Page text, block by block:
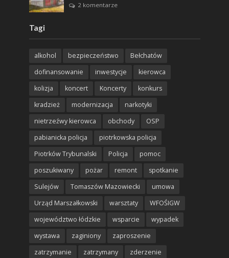
2 komentarze
Tagi
alkohol bezpieczeństwo
Bełchatów
dofinansowanie
inwestycje
kierowca
kolizja
koncert Koncerty
konkurs
kradzież
modernizacja
narkotyki
nietrzeźwy kierowca
obchody
OSP
pabianicka policja
piotrkowska policja
Piotrków Trybunalski
Policja
pomoc
poszukiwany
pożar remont
spotkanie
Sulejów
Tomaszów Mazowiecki
umowa
Urząd Marszałkowski
warsztaty
WFOŚIGW
województwo łódzkie
wsparcie
wypadek
wystawa
zaginiony
zaproszenie
zatrzymanie
zatrzymany zderzenie